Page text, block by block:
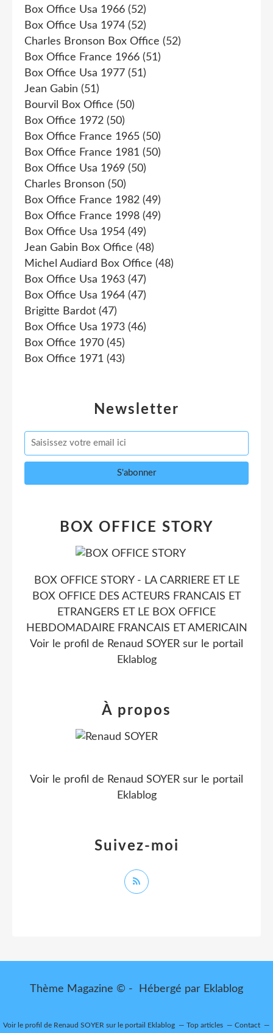
Newsletter
Box Office Usa 1966 (52)
Box Office Usa 1974 (52)
Charles Bronson Box Office (52)
Box Office France 1966 (51)
Box Office Usa 1977 (51)
Jean Gabin (51)
Bourvil Box Office (50)
Box Office 1972 (50)
Box Office France 1965 (50)
Box Office France 1981 (50)
Box Office Usa 1969 (50)
Charles Bronson (50)
Box Office France 1982 (49)
Box Office France 1998 (49)
Box Office Usa 1954 (49)
Jean Gabin Box Office (48)
Michel Audiard Box Office (48)
Box Office Usa 1963 (47)
Box Office Usa 1964 (47)
Brigitte Bardot (47)
Box Office Usa 1973 (46)
Box Office 1970 (45)
Box Office 1971 (43)
BOX OFFICE STORY
BOX OFFICE STORY - LA CARRIERE ET LE
BOX OFFICE DES ACTEURS FRANCAIS ET
ETRANGERS ET LE BOX OFFICE
HEBDOMADAIRE FRANCAIS ET AMERICAIN
Voir le profil de Renaud SOYER sur le portail
Eklablog
Suivez-moi
À propos
Voir le profil de Renaud SOYER sur le portail
Eklablog
Thème Magazine © - Hébergé par Eklablog
Voir le profil de Renaud SOYER sur le portail Eklablog Top articles Contact